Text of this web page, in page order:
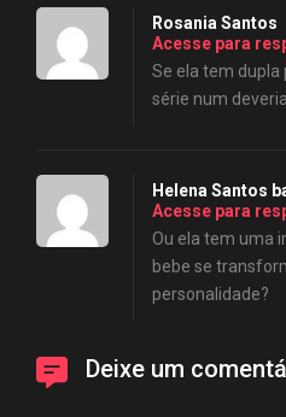
Rosania Santos
Acesse para
Se ela tem dupla
série num
Helena Santos
Acesse para
Ou ela tem uma
bebe se
personalidade?
Deixe um